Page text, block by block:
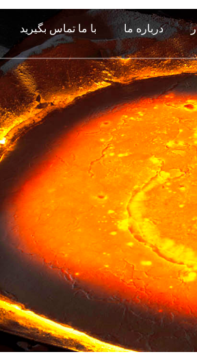
درباره ما با ما تماس بگیرید